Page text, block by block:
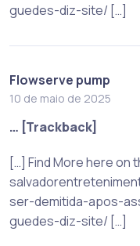
guedes-diz-site/ […]
Flowserve pump
10 de maio de 2025
… [Trackback]
[…] Find More here on
ser-demitida-apos-
guedes-diz-site/ […]